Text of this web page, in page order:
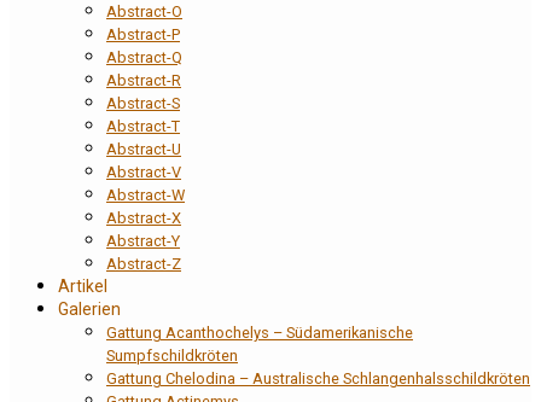
Abstract-O
Abstract-P
Abstract-Q
Abstract-R
Abstract-S
Abstract-T
Abstract-U
Abstract-V
Abstract-W
Abstract-X
Abstract-Y
Abstract-Z
Artikel
Galerien
Gattung Acanthochelys – Südamerikanische
Sumpfschildkröten
Gattung Chelodina – Australische Schlangenhalsschildkröten